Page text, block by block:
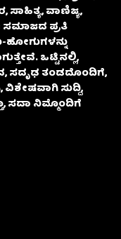
ಸಾಹಿತ್ಯ, ವಾಣಿಜ್ಯ,
ಸಮಾಜದ ಪ್ರತಿ
ಹೋಗುಗಳನ್ನು
ಒಟ್ಟಿನಲ್ಲಿ,
ಸದೃಢ ತಂಡದೊಂದಿಗೆ,
ಸುದ್ದಿ,
ಸದಾ ನಿಮ್ಮೊಂದಿಗೆ